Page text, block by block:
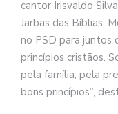
cantor Irisvaldo
Jarbas das Bíblias;
no PSD para juntos
princípios cristãos.
pela família, pela
bons princípios”,